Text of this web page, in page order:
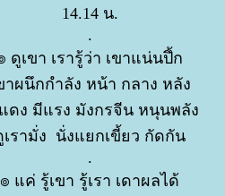
14.14 น.
.
ดูเขา เรารู้ว่า เขาแน่นปึ้ก
าผนึกกำลัง หน้า กลาง หลัง
ดง มีแรง มังกรจีน หนุนพลัง
เรามั่ง นั่งแยกเขี้ยว กัดกัน
.
๏ แค่ รู้เขา รู้เรา เดาผลได้